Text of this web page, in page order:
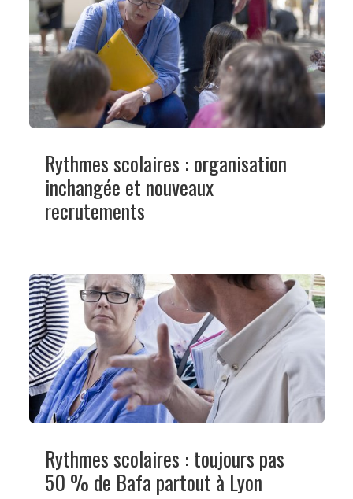
Rythmes scolaires : organisation
inchangée et nouveaux
recrutements
Rythmes scolaires : toujours pas
50 % de Bafa partout à Lyon